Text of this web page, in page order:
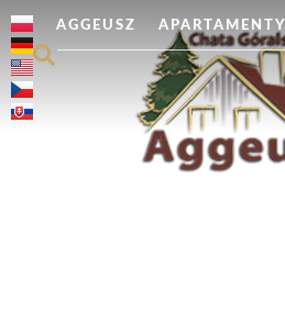
AGGEUSZ APARTAMENTY